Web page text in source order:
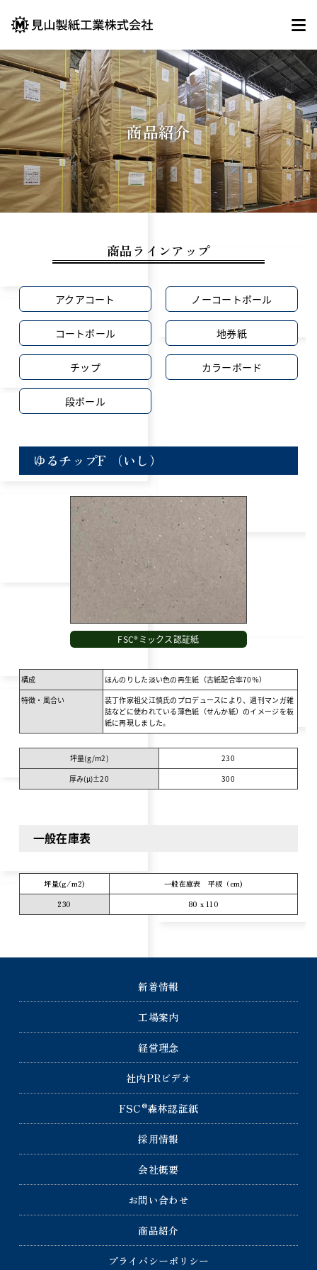
商品紹介
商品ラインアップ
アクアコート ノーコートボール
コートボール 地券紙
チップ カラーボード
段ボール
ゆるチップF （いし）
FSC®ミックス認証紙
構成
ほんのりした淡い色の再生紙（古紙配合率70％）
特徴・風合い
装丁作家祖父江慎氏のプロデュースにより、週刊マンガ雑
誌などに使われている薄色紙（せんか紙）のイメージを板
紙に再現しました。
坪量(g/m2)
230
厚み(μ)±20
300
一般在庫表
坪量(g/m2)
一般在庫表 平板（cm)
230
80 x 110
新着情報
工場案内
経営理念
社内PRビデオ
FSC®森林認証紙
採用情報
会社概要
お問い合わせ
商品紹介
プライバシーポリシー